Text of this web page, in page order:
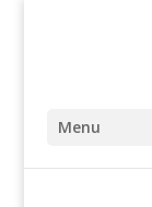
Menu